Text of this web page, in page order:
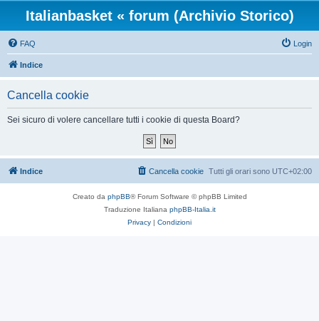
Italianbasket « forum (Archivio Storico)
FAQ Login
Indice
Cancella cookie
Sei sicuro di volere cancellare tutti i cookie di questa Board?
Indice Tutti gli orari sono UTC+02:00
Cancella cookie
Creato da phpBB® Forum Software © phpBB Limited
Traduzione Italiana phpBB-Italia.it
Privacy | Condizioni